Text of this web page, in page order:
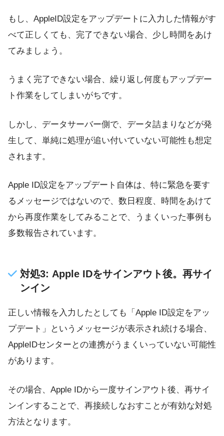
もし、AppleID設定をアップデートに入力した情報がす
べて正しくても、完了できない場合、少し時間をあけ
てみましょう。
うまく完了できない場合、繰り返し何度もアップデー
ト作業をしてしまいがちです。
しかし、データサーバー側で、データ詰まりなどが発
生して、単純に処理が追い付いていない可能性も想定
されます。
Apple ID設定をアップデート自体は、特に緊急を要す
るメッセージではないので、数日程度、時間をあけて
から再度作業をしてみることで、うまくいった事例も
多数報告されています。
対処3: Apple IDをサインアウト後。再サイ
ンイン
正しい情報を入力したとしても「Apple ID設定をアッ
プデート」というメッセージが表示され続ける場合、
AppleIDセンターとの連携がうまくいっていない可能性
があります。
その場合、Apple IDから一度サインアウト後、再サイ
ンインすることで、再接続しなおすことが有効な対処
方法となります。